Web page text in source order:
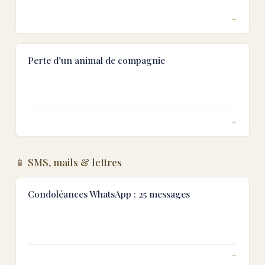
→
Perte d’un animal de compagnie
→
📱 SMS, mails & lettres
Condoléances WhatsApp : 25 messages
→